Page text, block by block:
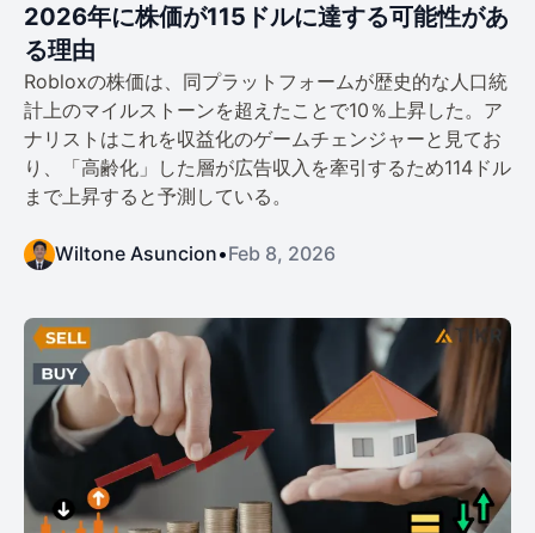
2026年に株価が115ドルに達する可能性があ
る理由
Robloxの株価は、同プラットフォームが歴史的な人口統
計上のマイルストーンを超えたことで10％上昇した。ア
ナリストはこれを収益化のゲームチェンジャーと見てお
り、「高齢化」した層が広告収入を牽引するため114ドル
まで上昇すると予測している。
Wiltone Asuncion•Feb 8, 2026